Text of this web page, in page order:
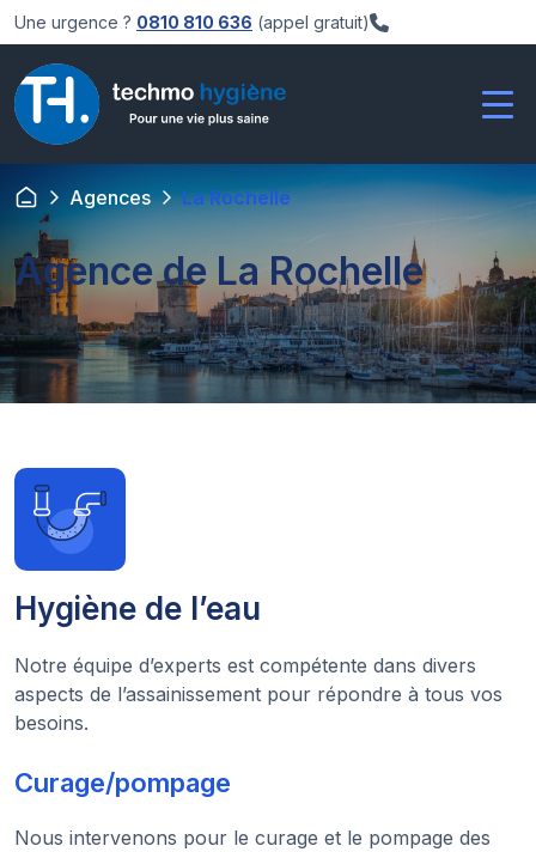
Une urgence ? 0810 810 636 (appel gratuit)
Agences La Rochelle
Agence de La Rochelle
Hygiène de l’eau
Notre équipe d’experts est compétente dans divers
aspects de l’assainissement pour répondre à tous vos
besoins.
Curage/pompage
Nous intervenons pour le curage et le pompage des